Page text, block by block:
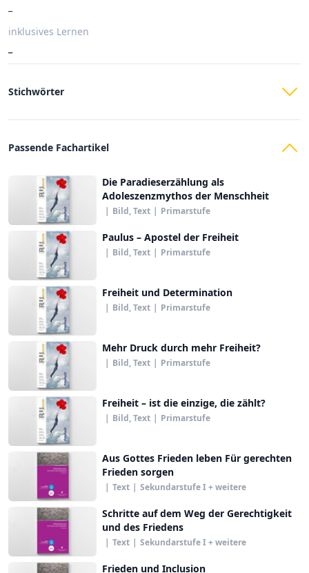
inklusives Lernen
Stichwörter
Passende Fachartikel
Die Paradieserzählung als
Adoleszenzmythos der Menschheit
| Bild, Text | Primarstufe
Paulus – Apostel der Freiheit
| Bild, Text | Primarstufe
Freiheit und Determination
| Bild, Text | Primarstufe
Mehr Druck durch mehr Freiheit?
| Bild, Text | Primarstufe
Freiheit – ist die einzige, die zählt?
| Bild, Text | Primarstufe
Aus Gottes Frieden leben Für gerechten
Frieden sorgen
| Text | Sekundarstufe I + weitere
Schritte auf dem Weg der Gerechtigkeit
und des Friedens
| Text | Sekundarstufe I + weitere
Frieden und Inclusion